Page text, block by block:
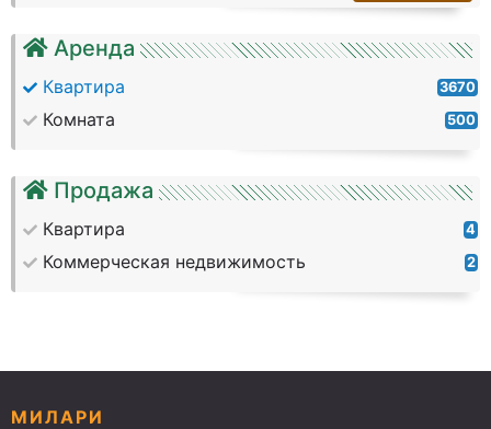
Аренда
Квартира 3670
Комната 500
Продажа
Квартира 4
Коммерческая недвижимость 2
МИЛАРИ